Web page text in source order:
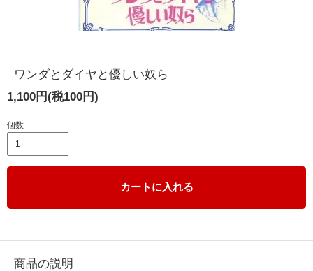
ワンダとダイヤと優しい奴ら
1,100円(税100円)
個数
カートに入れる
商品の説明